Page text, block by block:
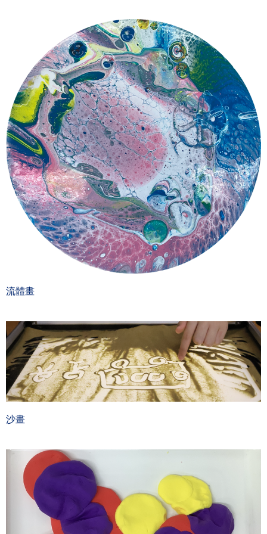
流體畫
沙畫